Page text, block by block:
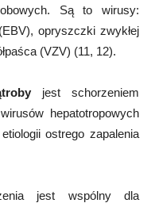
Są to wirusy:
opryszczki zwykłej
(VZV) (11, 12).
jest schorzeniem
hepatotropowych
ostrego zapalenia
jest wspólny dla